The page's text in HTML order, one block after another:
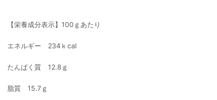
【栄養成分表示】100ｇあたり
エネルギー 234ｋcal
たんぱく質 12.8ｇ
脂質 15.7ｇ